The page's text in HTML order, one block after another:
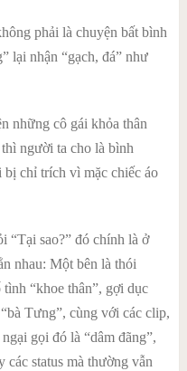
phải là chuyện bất bình
lại nhận “gạch, đá” như
những cô gái khỏa thân
người ta cho là bình
bị chỉ trích vì mặc chiếc áo
“Tại sao?” đó chính là ở
nhau: Một bên là thói
“khoe thân”, gợi dục
Tưng”, cùng với các clip,
gọi đó là “dâm đãng”,
các status mà thường vẫn